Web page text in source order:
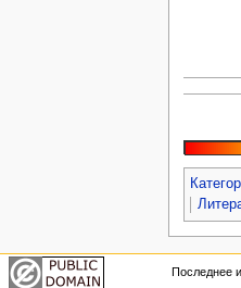
Последнее